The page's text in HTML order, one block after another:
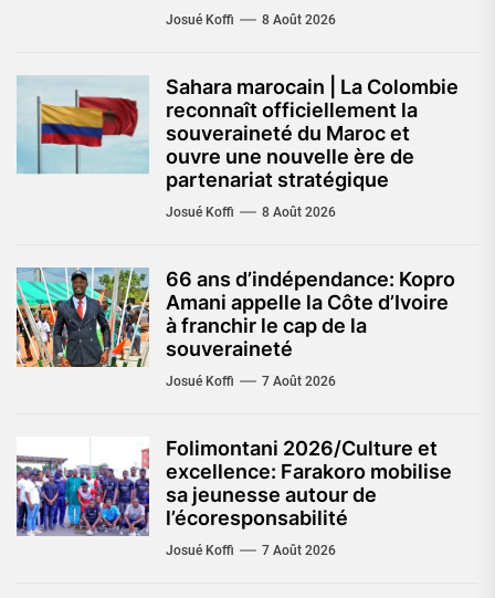
Josué Koffi 8 Août 2026
Sahara marocain | La Colombie
reconnaît officiellement la
souveraineté du Maroc et
ouvre une nouvelle ère de
partenariat stratégique
Josué Koffi 8 Août 2026
66 ans d’indépendance: Kopro
Amani appelle la Côte d’Ivoire
à franchir le cap de la
souveraineté
Josué Koffi 7 Août 2026
Folimontani 2026/Culture et
excellence: Farakoro mobilise
sa jeunesse autour de
l’écoresponsabilité
Josué Koffi 7 Août 2026